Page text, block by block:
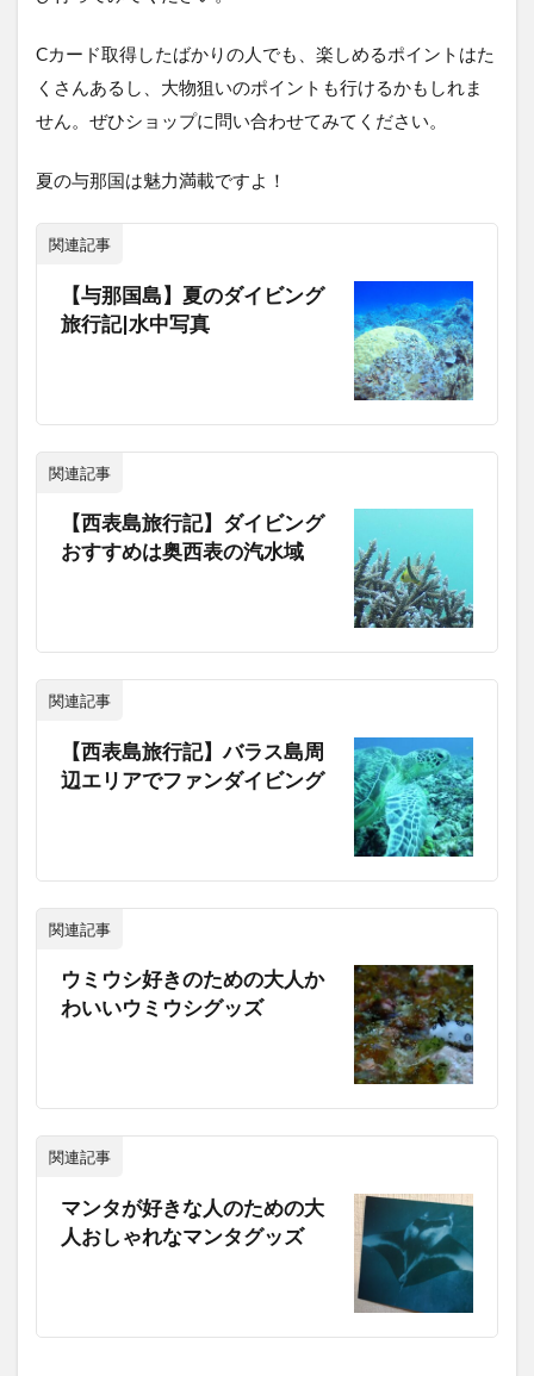
Cカード取得したばかりの人でも、楽しめるポイントはた
くさんあるし、大物狙いのポイントも行けるかもしれま
せん。ぜひショップに問い合わせてみてください。
夏の与那国は魅力満載ですよ！
関連記事
【与那国島】夏のダイビング
旅行記|水中写真
関連記事
【西表島旅行記】ダイビング
おすすめは奥西表の汽水域
関連記事
【西表島旅行記】バラス島周
辺エリアでファンダイビング
関連記事
ウミウシ好きのための大人か
わいいウミウシグッズ
関連記事
マンタが好きな人のための大
人おしゃれなマンタグッズ